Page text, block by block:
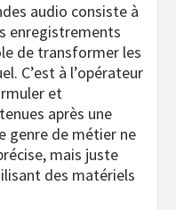
audio consiste à
enregistrements
de transformer les
C’est à l’opérateur
et
après une
genre de métier ne
mais juste
des matériels